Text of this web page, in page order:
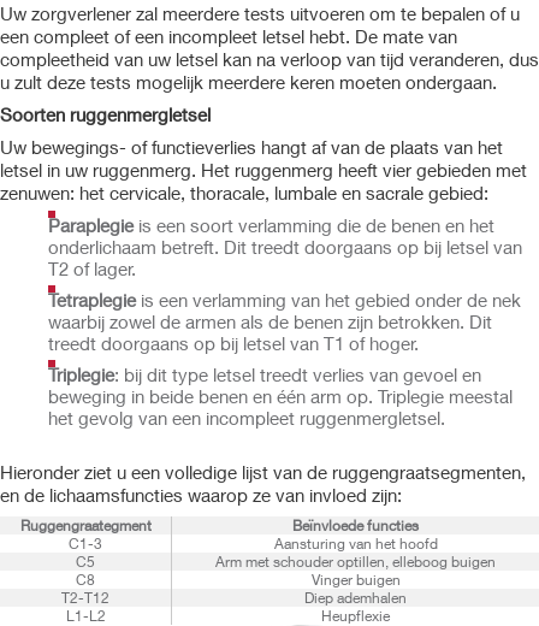
Uw zorgverlener zal meerdere tests uitvoeren om te bepalen of u
een compleet of een incompleet letsel hebt. De mate van
compleetheid van uw letsel kan na verloop van tijd veranderen, dus
u zult deze tests mogelijk meerdere keren moeten ondergaan.
Soorten ruggenmergletsel
Uw bewegings- of functieverlies hangt af van de plaats van het
letsel in uw ruggenmerg. Het ruggenmerg heeft vier gebieden met
zenuwen: het cervicale, thoracale, lumbale en sacrale gebied:
Paraplegieis een soort verlamming die de benen en het
onderlichaam betreft. Dit treedt doorgaans op bij letsel van
T2 of lager.
Tetraplegieis een verlamming van het gebied onder de nek
waarbij zowel de armen als de benen zijn betrokken. Dit
treedt doorgaans op bij letsel van T1 of hoger.
Triplegie: bij dit type letsel treedt verlies van gevoel en
beweging in beide benen en één arm op. Triplegie meestal
het gevolg van een incompleet ruggenmergletsel.
Hieronder ziet u een volledige lijst van de ruggengraatsegmenten,
en de lichaamsfuncties waarop ze van invloed zijn:
Ruggengraategment
Beïnvloede functies
C1-3
Aansturing van het hoofd
C5
Arm met schouder optillen, elleboog buigen
C8
Vinger buigen
T2-T12
Diep ademhalen
L1-L2
Heupflexie